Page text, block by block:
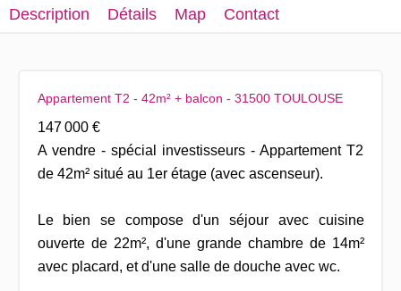
Description Détails Map Contact
Appartement T2 - 42m² + balcon - 31500 TOULOUSE
147 000 €
A vendre - spécial investisseurs - Appartement T2
de 42m² situé au 1er étage (avec ascenseur).
Le bien se compose d'un séjour avec cuisine
ouverte de 22m², d'une grande chambre de 14m²
avec placard, et d'une salle de douche avec wc.